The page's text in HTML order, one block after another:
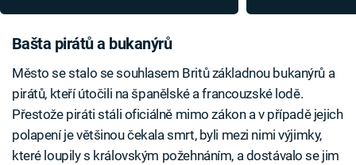
Bašta pirátů a bukanýrů
Město se stalo se souhlasem Britů základnou bukanýrů a
pirátů, kteří útočili na španělské a francouzské lodě.
Přestože piráti stáli oficiálně mimo zákon a v případě jejich
polapení je většinou čekala smrt, byli mezi nimi výjimky,
které loupily s královským požehnáním, a dostávalo se jim